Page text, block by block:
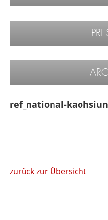
ref_national-
zurück zur Übersicht